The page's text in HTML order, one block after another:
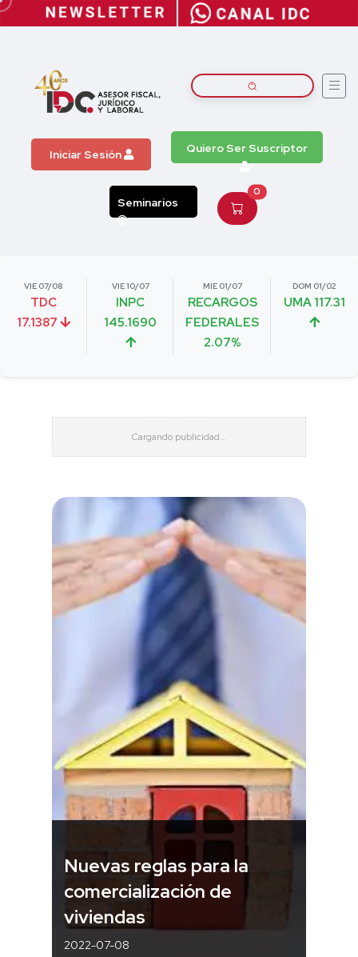
Iniciar Sesión Quiero Ser Suscriptor
Seminarios
0
VIE 07/08
TDC
17.1387
VIE 10/07
INPC
145.1690
MIE 01/07
RECARGOS
FEDERALES
2.07%
DOM 01/02
UMA 117.31
Nuevas reglas para la
comercialización de
viviendas
2022-07-08